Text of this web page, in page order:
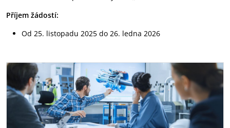
Příjem žádostí:
Od 25. listopadu 2025 do 26. ledna 2026